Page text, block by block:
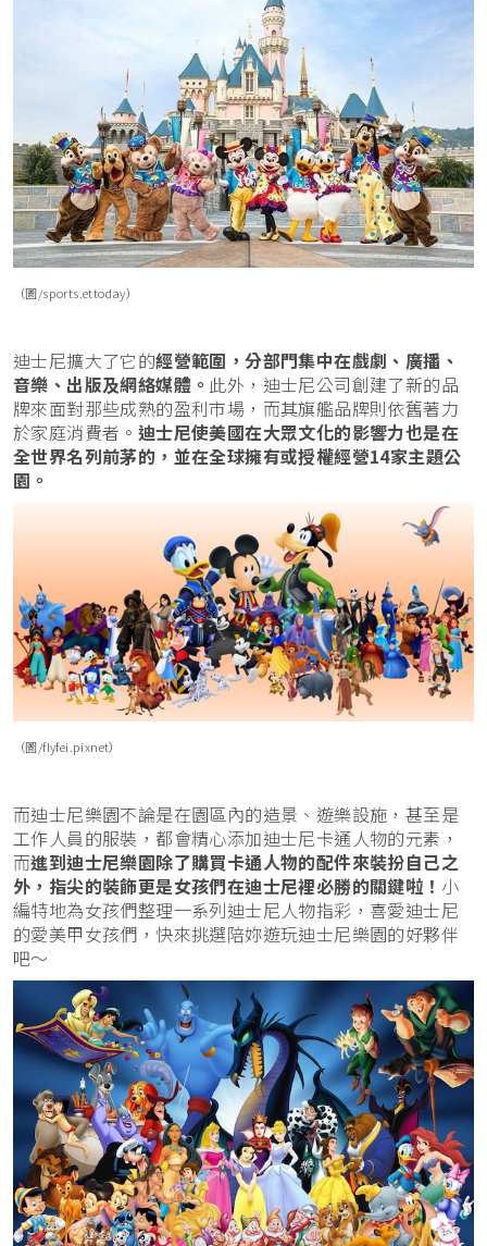
（圖/sports.ettoday）
迪士尼擴大了它的經營範圍，分部門集中在戲劇、廣播、
音樂、出版及網絡媒體。 此外，迪士尼公司創建了新的品
牌來面對那些成熟的盈利市場，而其旗艦品牌則依舊著力
於家庭消費者。 迪士尼使美國在大眾文化的影響力也是在
全世界名列前茅的，並在全球擁有或授權經營14家主題公
園。
（圖/flyfei.pixnet）
而迪士尼樂園不論是在園區內的造景、遊樂設施，甚至是
工作人員的服裝，都會精心添加迪士尼卡通人物的元素，
而進到迪士尼樂園除了購買卡通人物的配件來裝扮自己之
外，指尖的裝飾更是女孩們在迪士尼裡必勝的關鍵啦！ 小
編特地為女孩們整理一系列迪士尼人物指彩，喜愛迪士尼
的愛美甲女孩們，快來挑選陪妳遊玩迪士尼樂園的好夥伴
吧～